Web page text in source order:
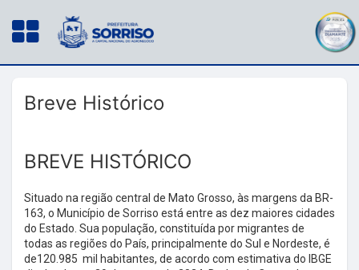
Breve Histórico
BREVE HISTÓRICO
Situado na região central de Mato Grosso, às margens da BR-
163, o Município de Sorriso está entre as dez maiores cidades
do Estado. Sua população, constituída por migrantes de
todas as regiões do País, principalmente do Sul e Nordeste, é
de120.985 mil habitantes, de acordo com estimativa do IBGE